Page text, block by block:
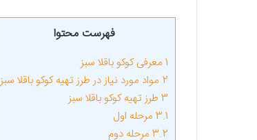
فهرست محتوا
1 معرفی کوکو باقلا سبز
2 مواد مورد نیاز در طرز تهیه کوکو باقلا سبز
3 طرز تهیه کوکو باقلا سبز
3.1 مرحله اول
3.2 مرحله دوم